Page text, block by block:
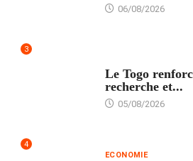
06/08/2026
3
Le Togo
recherche et...
05/08/2026
4
ECONOMIE